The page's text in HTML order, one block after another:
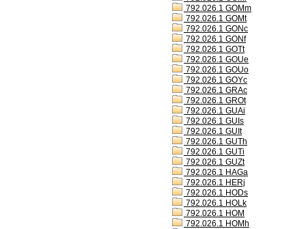
792.026.1 GOMm
792.026.1 GOMt
792.026.1 GONc
792.026.1 GONf
792.026.1 GOTt
792.026.1 GOUe
792.026.1 GOUo
792.026.1 GOYc
792.026.1 GRAc
792.026.1 GROt
792.026.1 GUAi
792.026.1 GUIs
792.026.1 GUIt
792.026.1 GUTh
792.026.1 GUTi
792.026.1 GUZt
792.026.1 HAGa
792.026.1 HERj
792.026.1 HODs
792.026.1 HOLk
792.026.1 HOM
792.026.1 HOMh